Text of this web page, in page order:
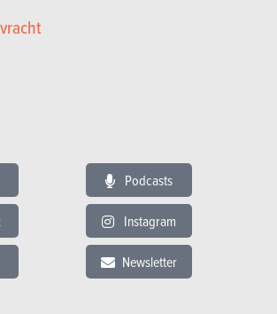
Podcasts
Instagram
Newsletter